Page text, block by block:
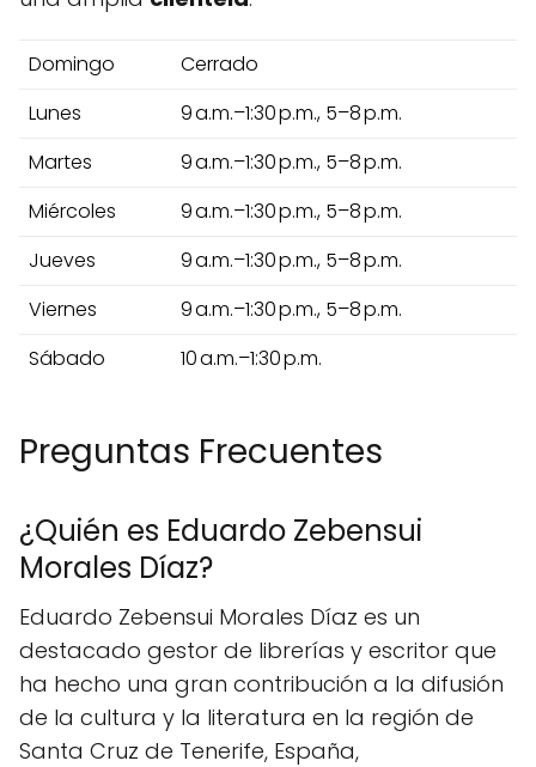
Domingo
Cerrado
Lunes
9 a.m.–1:30 p.m., 5–8 p.m.
Martes
9 a.m.–1:30 p.m., 5–8 p.m.
Miércoles
9 a.m.–1:30 p.m., 5–8 p.m.
Jueves
9 a.m.–1:30 p.m., 5–8 p.m.
Viernes
9 a.m.–1:30 p.m., 5–8 p.m.
Sábado
10 a.m.–1:30 p.m.
Preguntas Frecuentes
¿Quién es Eduardo Zebensui
Morales Díaz?
Eduardo Zebensui Morales Díaz es un
destacado gestor de librerías y escritor que
ha hecho una gran contribución a la difusión
de la cultura y la literatura en la región de
Santa Cruz de Tenerife, España,